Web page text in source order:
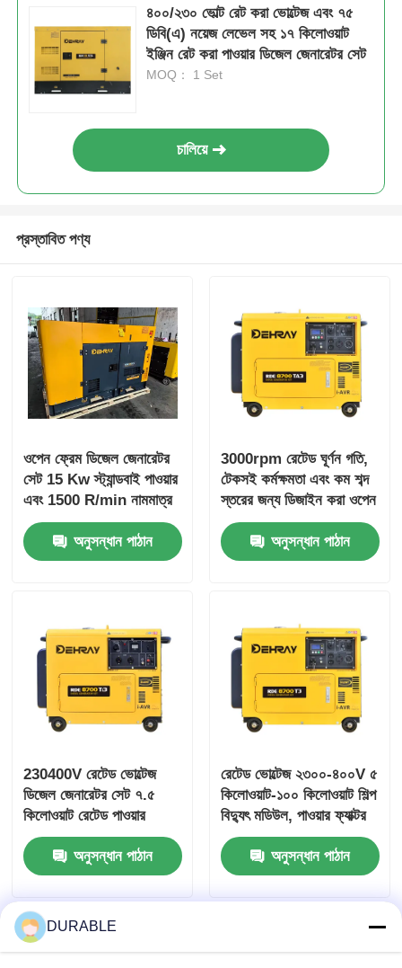
জেনারেটর রক্ষণাবেক্ষণ
ঢালাই জেনারেটর সেট
জেনারেটর ডিজেল ইঞ্জিন
৪০০/২৩০ ভোল্ট রেট করা ভোল্টেজ এবং ৭৫
ডিবি(এ) নয়েজ লেভেল সহ ১৭ কিলোওয়াট
ইঞ্জিন রেট করা পাওয়ার ডিজেল জেনারেটর সেট
MOQ： 1 Set
চালিয়ে
প্রস্তাবিত পণ্য
ওপেন ফ্রেম ডিজেল জেনারেটর
সেট 15 Kw স্ট্যান্ডবাই পাওয়ার
এবং 1500 R/min নামমাত্র
গতির সাথে
অনুসন্ধান পাঠান
3000rpm রেটেড ঘূর্ণন গতি,
টেকসই কর্মক্ষমতা এবং কম শব্দ
স্তরের জন্য ডিজাইন করা ওপেন
ফ্রেম মোটর, 7 মিটার দূরত্বে
72 DBAঅনুসন্ধান পাঠান
230400V রেটেড ভোল্টেজ
ডিজেল জেনারেটর সেট ৭.৫
কিলোওয়াট রেটেড পাওয়ার
১০.৮এ কারেন্ট বিভিন্ন শিল্পের
জন্য কমপ্যাক্ট পাওয়ার সোর্স
অনুসন্ধান পাঠান
রেটেড ভোল্টেজ ২৩০০-৪০০V ৫
কিলোওয়াট-১০০ কিলোওয়াট শিল্প
বিদ্যুৎ মডিউল, পাওয়ার ফ্যাক্টর
০.৮ ল্যাগ সহ, যা শক্তি খরচ
অপটিমাইজ করার জন্য ডিজাইন
করা হয়েছে
অনুসন্ধান পাঠান
DURABLE